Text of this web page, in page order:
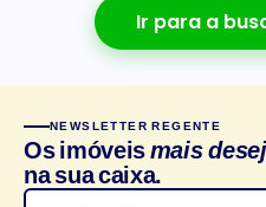
Ir para a
NEWSLETTER REGENTE
Os imóveismais
na sua caixa.